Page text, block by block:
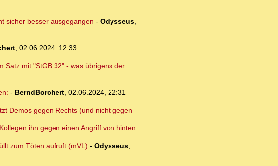
sicher besser ausgegangen - Odysseus,
, 02.06.2024, 12:33
Satz mit "StGB 32" - was übrigens der
- BerndBorchert, 02.06.2024, 22:31
Demos gegen Rechts (und nicht gegen
ihn gegen einen Angriff von hinten
zum Töten aufruft (mVL) - Odysseus,